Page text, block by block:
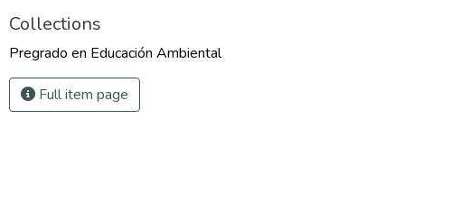
Collections
Pregrado en Educación Ambiental
Full item page